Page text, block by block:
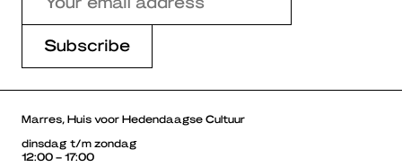
Marres, Huis voor Hedendaagse Cultuur
dinsdag t/m zondag
12:00 – 17:00